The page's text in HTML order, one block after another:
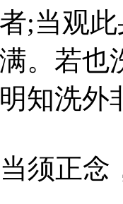
;当观
。若也
知洗外
须正